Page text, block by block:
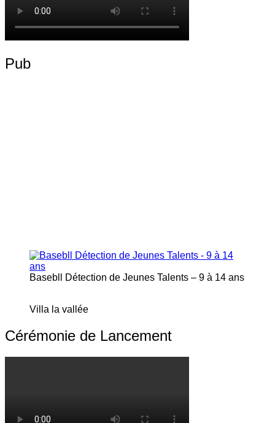
Pub
Basebll Détection de Jeunes Talents – 9 à 14 ans
Villa la vallée
Cérémonie de Lancement